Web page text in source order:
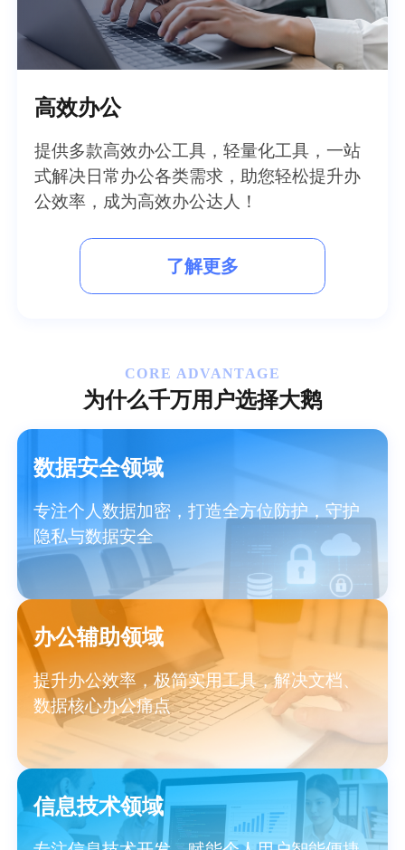
高效办公
提供多款高效办公工具，轻量化工具，一站
式解决日常办公各类需求，助您轻松提升办
公效率，成为高效办公达人！
了解更多
CORE ADVANTAGE
为什么千万用户选择大鹅
数据安全领域
专注个人数据加密，打造全方位防护，守护
隐私与数据安全
办公辅助领域
提升办公效率，极简实用工具，解决文档、
数据核心办公痛点
信息技术领域